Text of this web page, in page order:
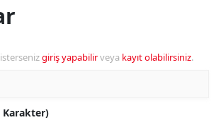
giriş yapabilirveya kayıt olabilirsiniz.
Karakter)